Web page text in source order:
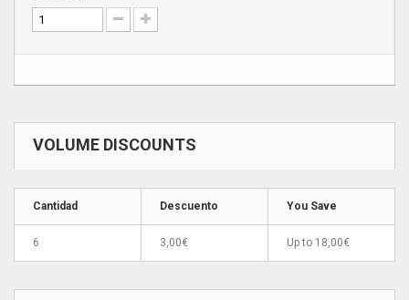
VOLUME DISCOUNTS
Cantidad Descuento You Save
6 3,00€ Up to 18,00€